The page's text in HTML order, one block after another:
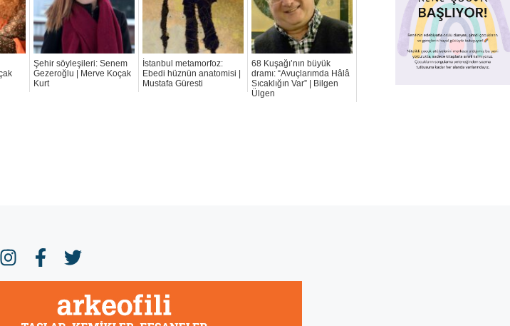
Şehir söyleşileri: Senem
Gezeroğlu | Merve Koçak
Kurt
İstanbul metamorfoz:
Ebedi hüznün anatomisi |
Mustafa Güresti
68 Kuşağı’nın büyük
dramı: “Avuçlarımda Hâlâ
Sıcaklığın Var” | Bilgen
Ülgen